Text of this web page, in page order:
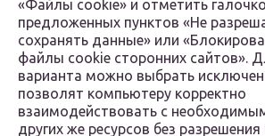
«Файлы cookie» и отметить
предложенных пунктов «Не
сохранять данные» или
файлы cookie сторонних сайтов».
варианта можно выбрать
позволят компьютеру корректно
взаимодействовать с
других же ресурсов без